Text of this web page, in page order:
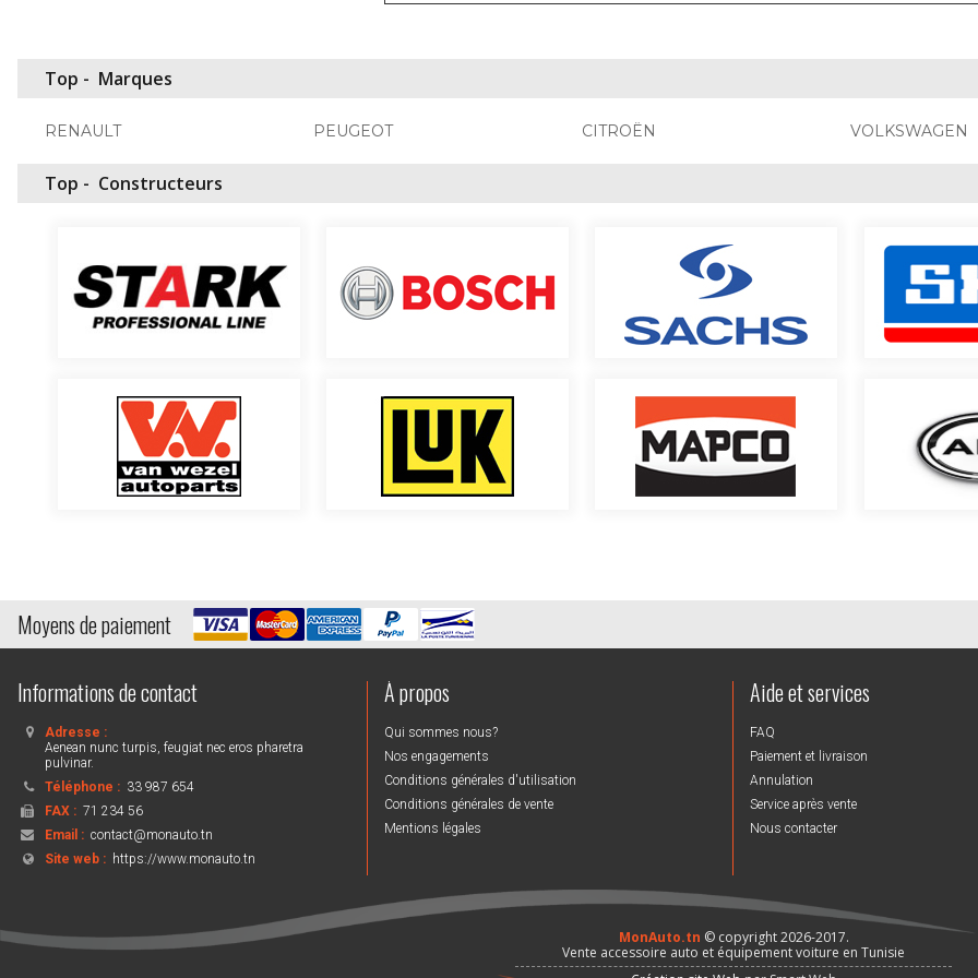
Top - Marques
RENAULT PEUGEOT CITROËN VOLKSWAGEN
Top - Constructeurs
Moyens de paiement
Informations de contact
Adresse :
Aenean nunc turpis, feugiat nec eros pharetra
pulvinar.
Téléphone : 33 987 654
FAX : 71 234 56
Email : contact@monauto.tn
Site web : https://www.monauto.tn
À propos
Qui sommes nous?
Nos engagements
Conditions générales d'utilisation
Conditions générales de vente
Mentions légales
Aide et services
FAQ
Paiement et livraison
Annulation
Service après vente
Nous contacter
MonAuto.tn © copyright 2026-2017.
Vente accessoire auto et équipement voiture en Tunisie